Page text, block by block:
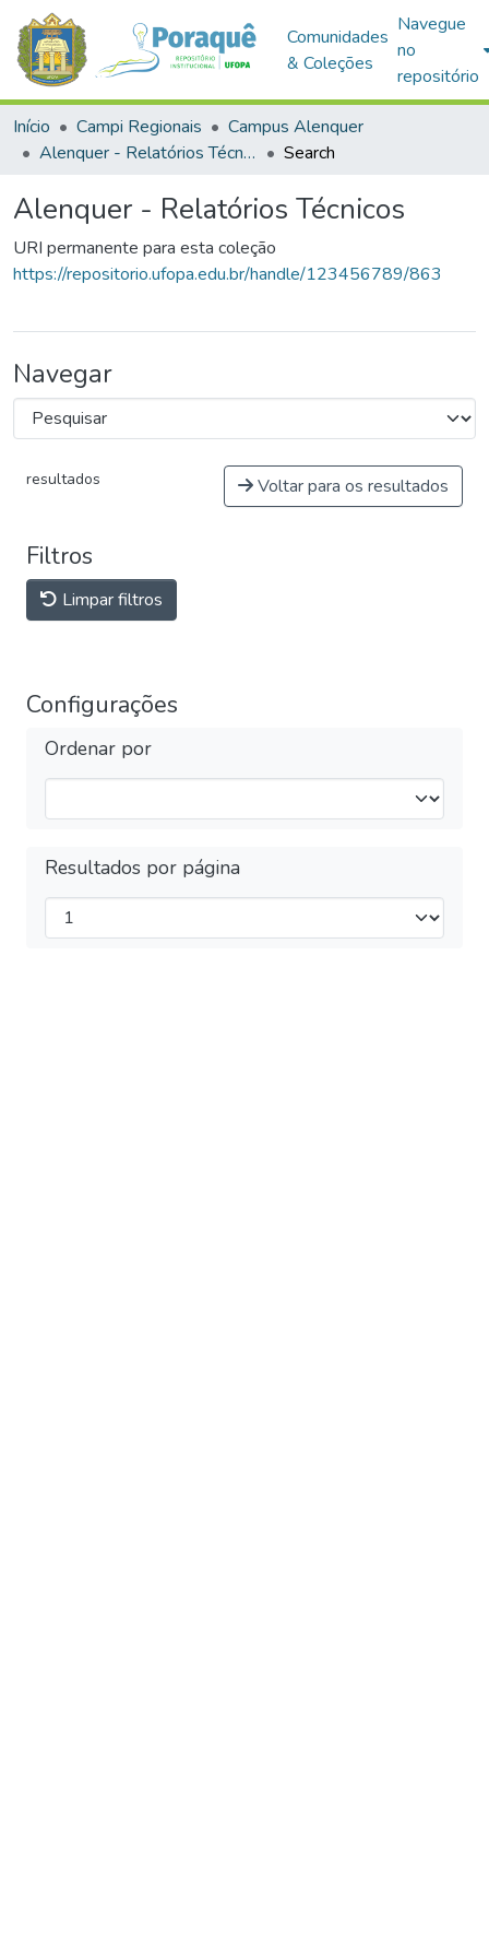
Comunidades
& Coleções
Navegue
no
repositório
Início Campi Regionais
Campus Alenquer
Alenquer - Relatórios Técnicos
Search
Alenquer - Relatórios Técnicos
URI permanente para esta coleção
https://repositorio.ufopa.edu.br/handle/123456789/863
Navegar
resultados Voltar para os resultados
Filtros
Limpar filtros
Configurações
Ordenar por
Resultados por página